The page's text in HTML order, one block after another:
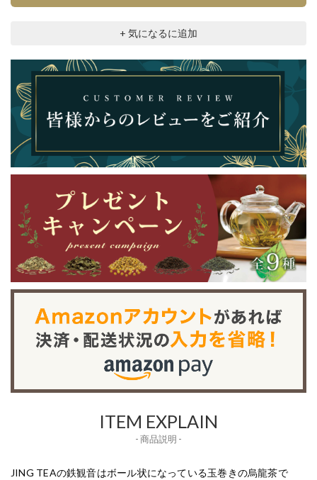
+ 気になるに追加
ITEM EXPLAIN
- 商品説明 -
JING TEAの鉄観音はボール状になっている玉巻きの烏龍茶で